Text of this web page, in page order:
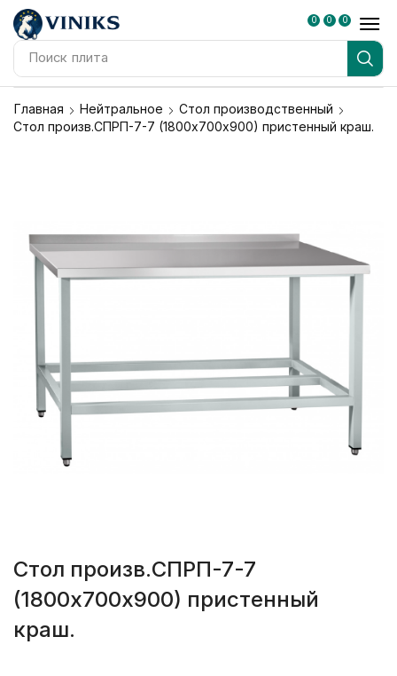
Поиск плита
0 0 0
Главная Нейтральное
Стол производственный
Стол произв.СПРП-7-7 (1800х700х900) пристенный краш.
Стол произв.СПРП-7-7
(1800х700х900) пристенный
краш.